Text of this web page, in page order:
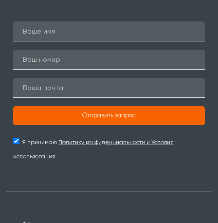
Отправить запрос
Я принимаю Политику конфиденциальности и Условия
использования